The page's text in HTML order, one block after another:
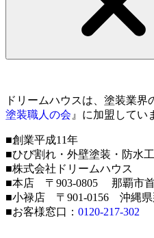
ドリームハウスは、塗装業界
塗装職人の会 』に加盟してい
■創業平成11年
■ひび割れ・外壁塗装・防水
■株式会社ドリームハウス
■本店 〒903-0805 那覇市首
■小禄店 〒901-0156 沖縄県
■お客様窓口： 0120-217-302